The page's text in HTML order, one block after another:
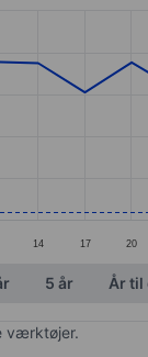
14 17 20
5 år År til
værktøjer.